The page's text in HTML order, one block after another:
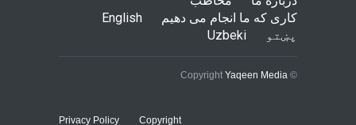
کاری که ما انجام می دهیم
English
پښتو
Uzbeki
© Copyright
Yaqeen Media
Copyright
Privacy Policy